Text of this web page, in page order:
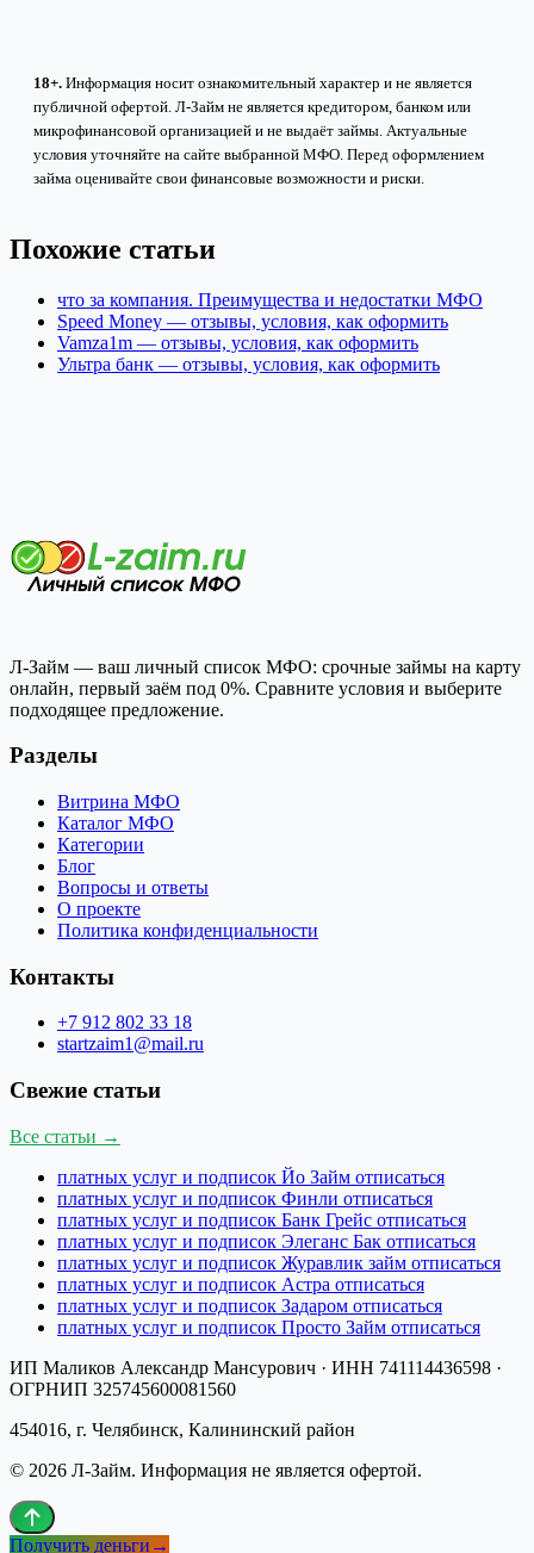
18+. Информация носит ознакомительный характер и не является
публичной офертой. Л-Займ не является кредитором, банком или
микрофинансовой организацией и не выдаёт займы. Актуальные
условия уточняйте на сайте выбранной МФО. Перед оформлением
займа оценивайте свои финансовые возможности и риски.
Похожие статьи
что за компания. Преимущества и недостатки МФО
Speed Money — отзывы, условия, как оформить
Vamza1m — отзывы, условия, как оформить
Ультра банк — отзывы, условия, как оформить
Л-Займ — ваш личный список МФО: срочные займы на карту
онлайн, первый заём под 0%. Сравните условия и выберите
подходящее предложение.
Разделы
Витрина МФО
Каталог МФО
Категории
Блог
Вопросы и ответы
О проекте
Политика конфиденциальности
Контакты
+7 912 802 33 18
startzaim1@mail.ru
Свежие статьи
Все статьи →
платных услуг и подписок Йо Займ отписаться
платных услуг и подписок Финли отписаться
платных услуг и подписок Банк Грейс отписаться
платных услуг и подписок Элеганс Бак отписаться
платных услуг и подписок Журавлик займ отписаться
платных услуг и подписок Астра отписаться
платных услуг и подписок Задаром отписаться
платных услуг и подписок Просто Займ отписаться
ИП Маликов Александр Мансурович · ИНН 741114436598 ·
ОГРНИП 325745600081560
454016, г. Челябинск, Калининский район
© 2026 Л-Займ. Информация не является офертой.
Получить деньги →